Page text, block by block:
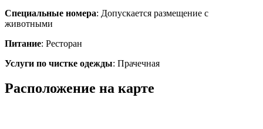
Специальные номера: Допускается размещение с
животными
Питание: Ресторан
Услуги по чистке одежды: Прачечная
Расположение на карте